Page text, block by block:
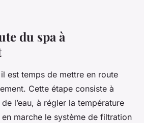
du spa à
est temps de mettre en route
Cette étape consiste à
l’eau, à régler la température
en marche le système de filtration